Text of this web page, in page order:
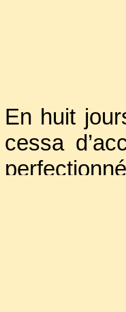
En huit
cessa
italien,
porte,
capable,
sonner,